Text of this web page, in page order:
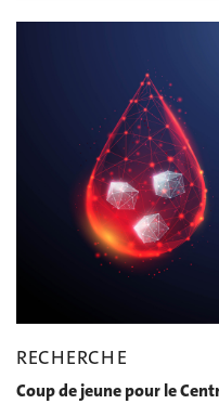
RECHERCHE
Coup de jeune pour le